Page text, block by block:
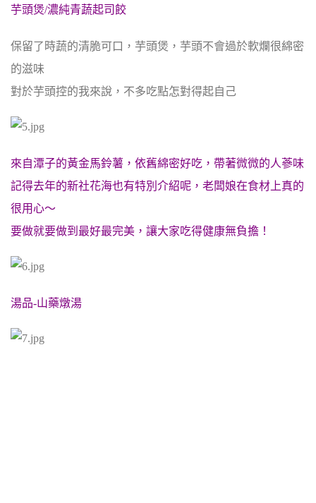
芋頭煲/濃純青蔬起司餃
保留了時蔬的清脆可口，芋頭煲，芋頭不會過於軟爛很綿密
的滋味
對於芋頭控的我來說，不多吃點怎對得起自己
來自潭子的黃金馬鈴薯，依舊綿密好吃，帶著微微的人蔘味
記得去年的新社花海也有特別介紹呢，老闆娘在食材上真的
很用心～
要做就要做到最好最完美，讓大家吃得健康無負擔！
湯品-山藥燉湯